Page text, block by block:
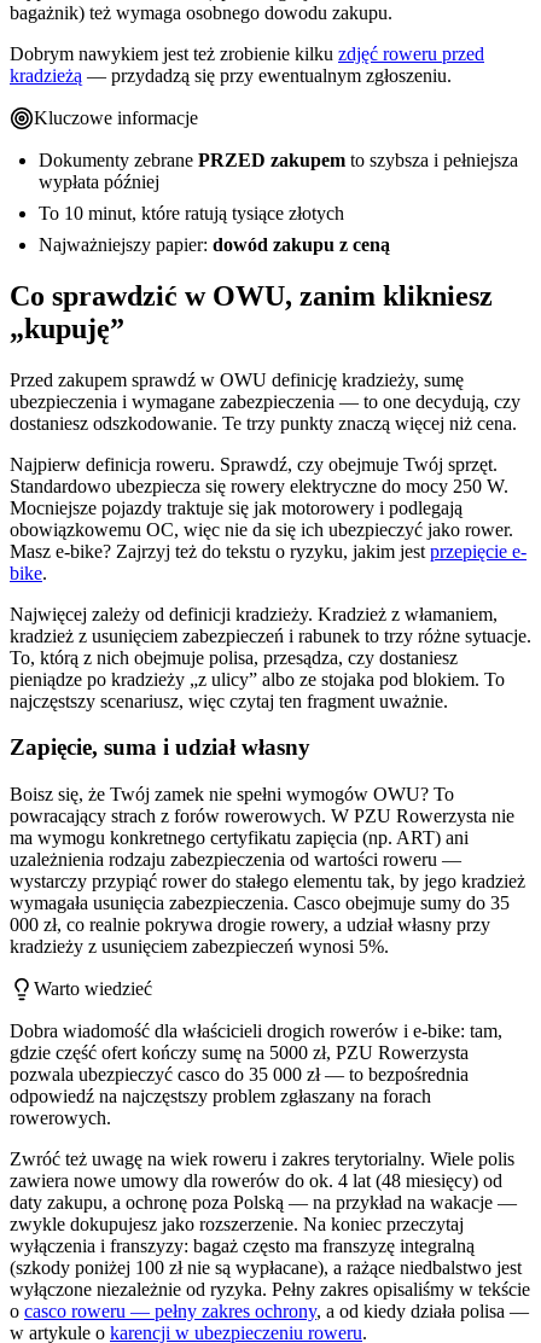
bagażnik) też wymaga osobnego dowodu zakupu.
Dobrym nawykiem jest też zrobienie kilku zdjęć roweru przed
kradzieżą — przydadzą się przy ewentualnym zgłoszeniu.
Kluczowe informacje
Dokumenty zebrane PRZED zakupem to szybsza i pełniejsza
wypłata później
To 10 minut, które ratują tysiące złotych
Najważniejszy papier: dowód zakupu z ceną
Co sprawdzić w OWU, zanim klikniesz
„kupuję”
Przed zakupem sprawdź w OWU definicję kradzieży, sumę
ubezpieczenia i wymagane zabezpieczenia — to one decydują, czy
dostaniesz odszkodowanie. Te trzy punkty znaczą więcej niż cena.
Najpierw definicja roweru. Sprawdź, czy obejmuje Twój sprzęt.
Standardowo ubezpiecza się rowery elektryczne do mocy 250 W.
Mocniejsze pojazdy traktuje się jak motorowery i podlegają
obowiązkowemu OC, więc nie da się ich ubezpieczyć jako rower.
Masz e-bike? Zajrzyj też do tekstu o ryzyku, jakim jest przepięcie e-
bike.
Najwięcej zależy od definicji kradzieży. Kradzież z włamaniem,
kradzież z usunięciem zabezpieczeń i rabunek to trzy różne sytuacje.
To, którą z nich obejmuje polisa, przesądza, czy dostaniesz
pieniądze po kradzieży „z ulicy” albo ze stojaka pod blokiem. To
najczęstszy scenariusz, więc czytaj ten fragment uważnie.
Zapięcie, suma i udział własny
Boisz się, że Twój zamek nie spełni wymogów OWU? To
powracający strach z forów rowerowych. W PZU Rowerzysta nie
ma wymogu konkretnego certyfikatu zapięcia (np. ART) ani
uzależnienia rodzaju zabezpieczenia od wartości roweru —
wystarczy przypiąć rower do stałego elementu tak, by jego kradzież
wymagała usunięcia zabezpieczenia. Casco obejmuje sumy do 35
000 zł, co realnie pokrywa drogie rowery, a udział własny przy
kradzieży z usunięciem zabezpieczeń wynosi 5%.
Warto wiedzieć
Dobra wiadomość dla właścicieli drogich rowerów i e-bike: tam,
gdzie część ofert kończy sumę na 5000 zł, PZU Rowerzysta
pozwala ubezpieczyć casco do 35 000 zł — to bezpośrednia
odpowiedź na najczęstszy problem zgłaszany na forach
rowerowych.
Zwróć też uwagę na wiek roweru i zakres terytorialny. Wiele polis
zawiera nowe umowy dla rowerów do ok. 4 lat (48 miesięcy) od
daty zakupu, a ochronę poza Polską — na przykład na wakacje —
zwykle dokupujesz jako rozszerzenie. Na koniec przeczytaj
wyłączenia i franszyzy: bagaż często ma franszyzę integralną
(szkody poniżej 100 zł nie są wypłacane), a rażące niedbalstwo jest
wyłączone niezależnie od ryzyka. Pełny zakres opisaliśmy w tekście
o casco roweru — pełny zakres ochrony, a od kiedy działa polisa —
w artykule o karencji w ubezpieczeniu roweru.